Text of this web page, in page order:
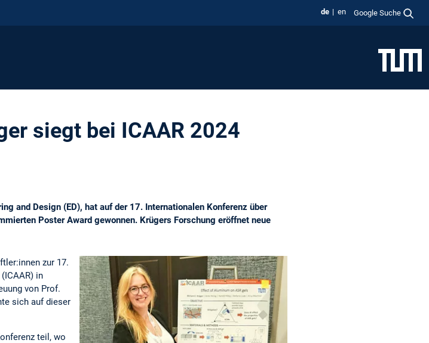
de en Google Suche
siegt bei ICAAR 2024
and Design (ED), hat auf der 17. Internationalen Konferenz über
Poster Award gewonnen. Krügers Forschung eröffnet neue
zur 17.
in
von Prof.
sich auf dieser
teil, wo